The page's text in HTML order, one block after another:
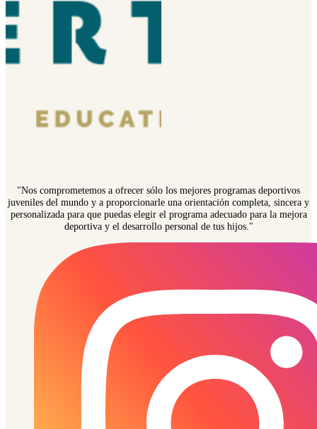
"Nos comprometemos a ofrecer sólo los mejores programas deportivos
juveniles del mundo y a proporcionarle una orientación completa, sincera y
personalizada para que puedas elegir el programa adecuado para la mejora
deportiva y el desarrollo personal de tus hijos."